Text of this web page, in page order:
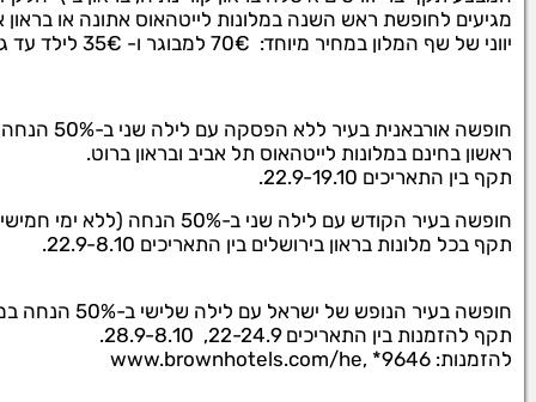
מגיעים לחופשת ראש השנה במלונות לייטהאוס אתונה או
יווני של שף המלון במחיר מיוחד: 70€ למבוגר ו- 35€ לילד עד גיל 12.
ראשון בחינם במלונות לייטהאוס תל אביב ובראון ברוט.
תקף בין התאריכים 22.9-19.10.
חופשה בעיר הקודש עם לילה שני ב-50% הנחה (ללא ימי חמישי).
תקף בכל מלונות בראון בירושלים בין התאריכים 22.9-8.10.
חופשה בעיר הנופש של ישראל עם לילה שלישי ב-50% הנחה במלונות אילת, לייטהאוס אילת (פאלמס) ובראון אילת
תקף להזמנות בין התאריכים 22-24.9, 28.9-8.10.
להזמנות: www.brownhotels.com/he, *9646